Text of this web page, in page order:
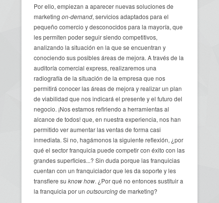
Por ello, empiezan a aparecer nuevas soluciones de
marketing on-demand, servicios adaptados para el
pequeño comercio y desconocidos para la mayoría, que
les permiten poder seguir siendo competitivos,
analizando la situación en la que se encuentran y
conociendo sus posibles áreas de mejora. A través de la
auditoría comercial express, realizaremos una
radiografía de la situación de la empresa que nos
permitirá conocer las áreas de mejora y realizar un plan
de viabilidad que nos indicará el presente y el futuro del
negocio. ¡Nos estamos refiriendo a herramientas al
alcance de todos! que, en nuestra experiencia, nos han
permitido ver aumentar las ventas de forma casi
inmediata. Si no, hagámonos la siguiente reflexión, ¿por
qué el sector franquicia puede competir con éxito con las
grandes superficies...? Sin duda porque las franquicias
cuentan con un franquiciador que les da soporte y les
transfiere su know how. ¿Por qué no entonces sustituir a
la franquicia por un outsourcingde marketing?